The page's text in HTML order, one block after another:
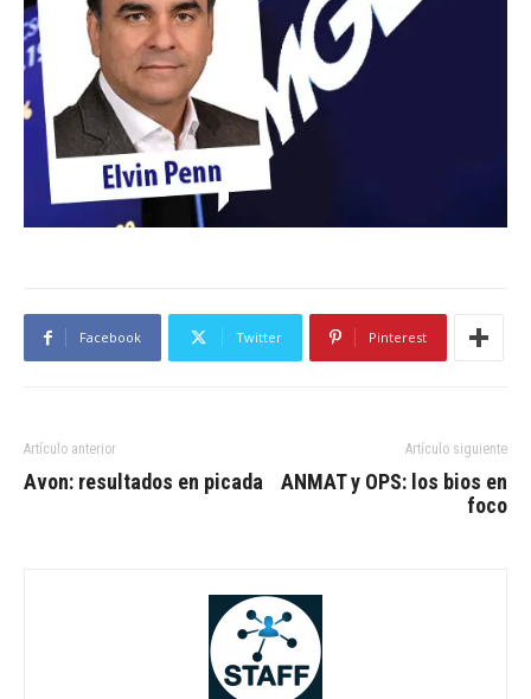
Facebook Twitter Pinterest
Artículo anterior
Avon: resultados en picada
Artículo siguiente
ANMAT y OPS: los bios en
foco